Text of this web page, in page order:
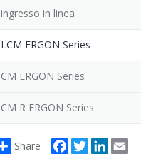
ingresso in linea
LCM ERGON Series
CM ERGON Series
CM R ERGON Series
Share Facebook
TwitterLinkedIn